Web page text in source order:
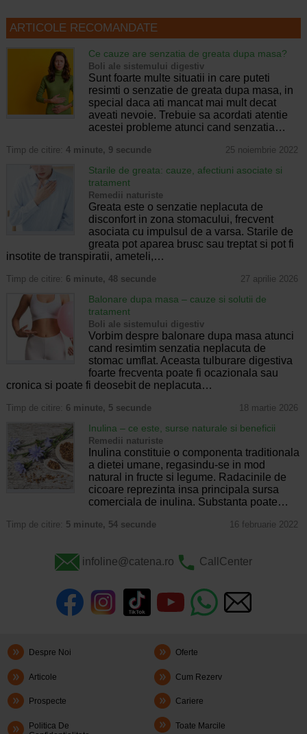
ARTICOLE RECOMANDATE
Ce cauze are senzatia de greata dupa masa?
Boli ale sistemului digestiv
Sunt foarte multe situatii in care puteti
resimti o senzatie de greata dupa masa, in
special daca ati mancat mai mult decat
aveati nevoie. Trebuie sa acordati atentie
acestei probleme atunci cand senzatia…
Timp de citire: 4 minute, 9 secunde 25 noiembrie 2022
Starile de greata: cauze, afectiuni asociate si
tratament
Remedii naturiste
Greata este o senzatie neplacuta de
disconfort in zona stomacului, frecvent
asociata cu impulsul de a varsa. Starile de
greata pot aparea brusc sau treptat si pot fi
insotite de transpiratii, ameteli,…
Timp de citire: 6 minute, 48 secunde 27 aprilie 2026
Balonare dupa masa – cauze si solutii de
tratament
Boli ale sistemului digestiv
Vorbim despre balonare dupa masa atunci
cand resimtim senzatia neplacuta de
stomac umflat. Aceasta tulburare digestiva
foarte frecventa poate fi ocazionala sau
cronica si poate fi deosebit de neplacuta…
Timp de citire: 6 minute, 5 secunde 18 martie 2026
Inulina – ce este, surse naturale si beneficii
Remedii naturiste
Inulina constituie o componenta traditionala
a dietei umane, regasindu-se in mod
natural in fructe si legume. Radacinile de
cicoare reprezinta insa principala sursa
comerciala de inulina. Substanta poate…
Timp de citire: 5 minute, 54 secunde 16 februarie 2022
infoline@catena.ro CallCenter
Despre Noi Oferte
Articole Cum Rezerv
Prospecte Cariere
Politica De
Toate Marcile